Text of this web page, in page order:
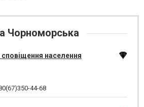
Чорноморська
населення
44-68